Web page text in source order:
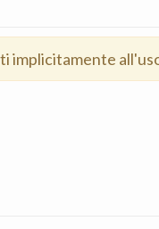
implicitamente